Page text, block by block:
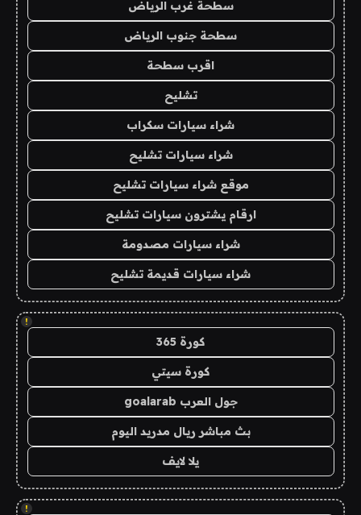
سطحة غرب الرياض
سطحة جنوب الرياض
اقرب سطحة
تشليح
شراء سيارات سكراب
شراء سيارات تشليح
موقع شراء سيارات تشليح
ارقام يشترون سيارات تشليح
شراء سيارات مصدومة
شراء سيارات قديمة تشليح
!
كورة 365
كورة سيتي
جول العرب goalarab
بث مباشر ريال مدريد اليوم
يلا لايف
!